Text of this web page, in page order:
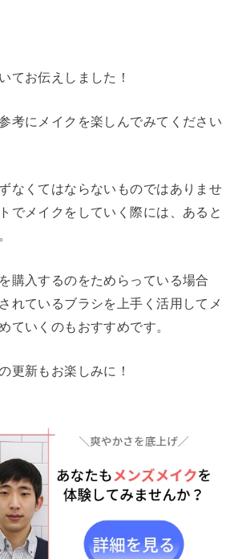
てお伝えしました！
考にメイクを楽しんでみてください
なくてはならないものではありませ
でメイクをしていく際には、あると
購入するのをためらっている場合
れているブラシを上手く活用してメ
ていくのもおすすめです。
更新もお楽しみに！